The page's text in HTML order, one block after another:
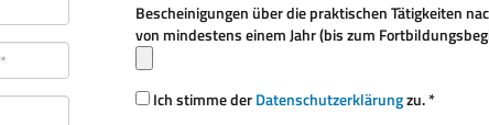
Bescheinigungen über die praktischen Tätigkeiten
von mindestens einem Jahr (bis zum
Ich stimme derDatenschutzerklärungzu. *